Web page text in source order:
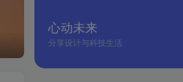
心动未来
分享设计与科技生活